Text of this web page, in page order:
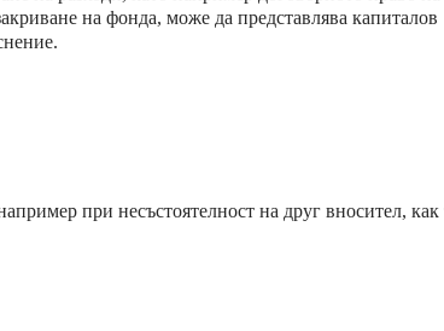
на фонда, може да представлява капиталов
при несъстоятелност на друг вносител, как